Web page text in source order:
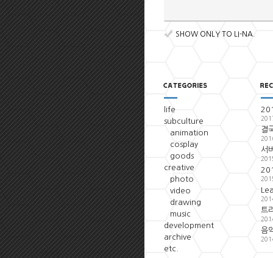
SHOW ONLY TO LI-NA.
life
subculture
animation
cosplay
goods
creative
photo
video
drawing
music
development
archive
etc.
결
서
트
음